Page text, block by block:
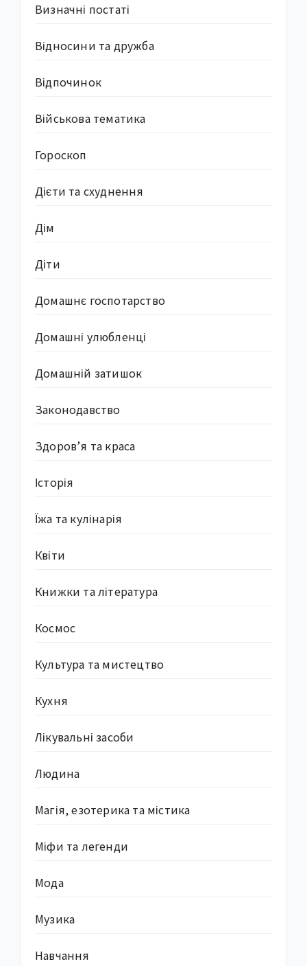
Визначні постаті
Відносини та дружба
Відпочинок
Військова тематика
Гороскоп
Дієти та схуднення
Дім
Діти
Домашнє госпотарство
Домашні улюбленці
Домашній затишок
Законодавство
Здоров’я та краса
Історія
Їжа та кулінарія
Квіти
Книжки та література
Космос
Культура та мистецтво
Кухня
Лікувальні засоби
Людина
Магія, езотерика та містика
Міфи та легенди
Мода
Музика
Навчання